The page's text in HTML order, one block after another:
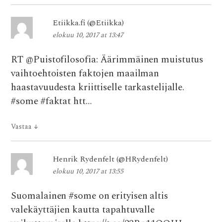
Etiikka.fi (@Etiikka)
elokuu 10, 2017 at 13:47
RT @Puistofilosofia: Äärimmäinen muistutus
vaihtoehtoisten faktojen maailman
haastavuudesta kriittiselle tarkastelijalle.
#some #faktat htt…
Vastaa ↓
Henrik Rydenfelt (@HRydenfelt)
elokuu 10, 2017 at 13:55
Suomalainen #some on erityisen altis
valekäyttäjien kautta tapahtuvalle